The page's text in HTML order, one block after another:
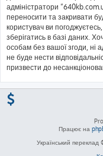
адміністратори
переносити та закривати
користувач ви
зберігатись в базі даних.
особам без вашої згоди, ні
не буде нести
призвести до
Працює на
Український переклад